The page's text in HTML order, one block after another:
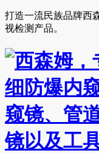
打造一流民族品牌西
视检测产品。